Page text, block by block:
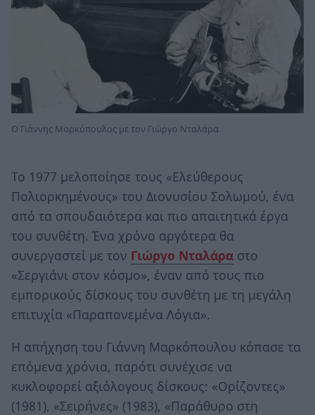
Ο Γιάννης Μαρκόπουλος με τον Γιώργο Νταλάρα
Το 1977 μελοποίησε τους «Ελεύθερους
Πολιορκημένους» του Διονυσίου Σολωμού, ένα
από τα σπουδαιότερα και πιο απαιτητικά έργα
του συνθέτη. Ένα χρόνο αργότερα θα
συνεργαστεί με τον Γιώργο Νταλάρα στο
«Σεργιάνι στον κόσμο», έναν από τους πιο
εμπορικούς δίσκους του συνθέτη με τη μεγάλη
επιτυχία «Παραπονεμένα Λόγια».
Η απήχηση του Γιάννη Μαρκόπουλου κόπασε τα
επόμενα χρόνια, παρότι συνέχισε να
κυκλοφορεί αξιόλογους δίσκους: «Ορίζοντες»
(1981), «Σειρήνες» (1983), «Παράθυρο στη